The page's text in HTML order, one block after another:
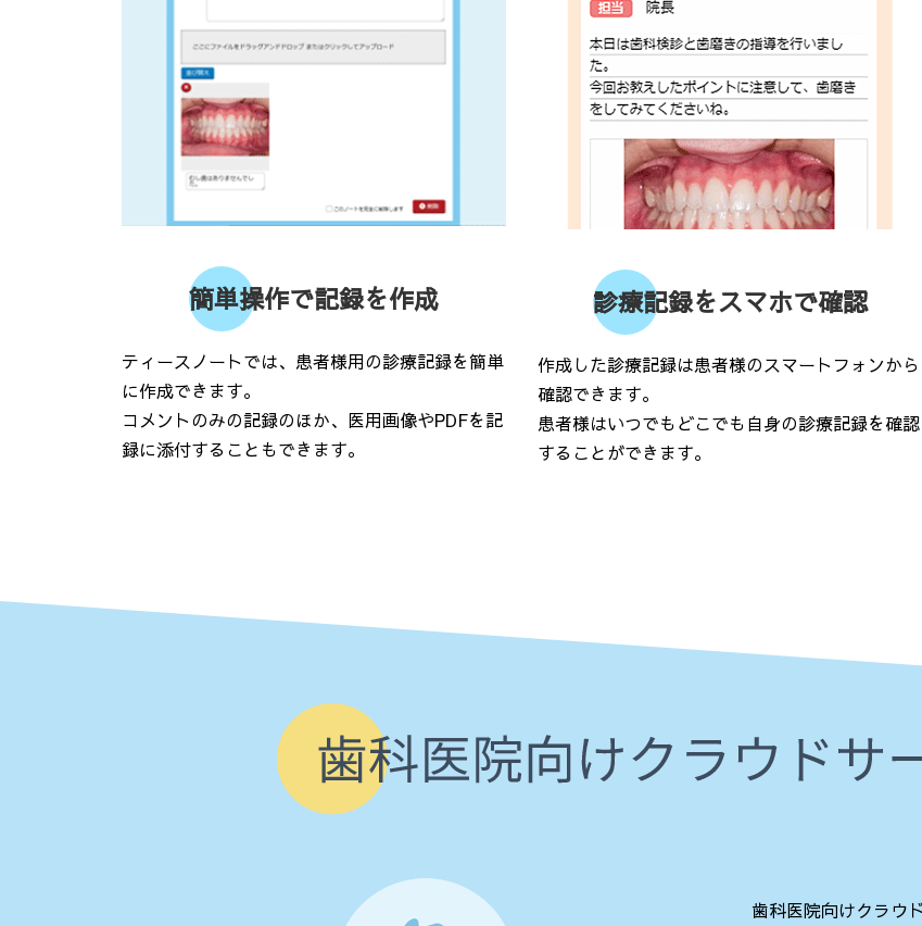
簡単操作で記録を作成
ティースノートでは、患者様用の診療記録を簡単
に作成できます。
コメントのみの記録のほか、医用画像やPDFを記
録に添付することもできます。
診療記録をスマホで確認
作成した診療記録は患者様のスマートフォンから
確認できます。
患者様はいつでもどこでも自身の診療記録を確認
することができます。
歯科医院向けクラウ